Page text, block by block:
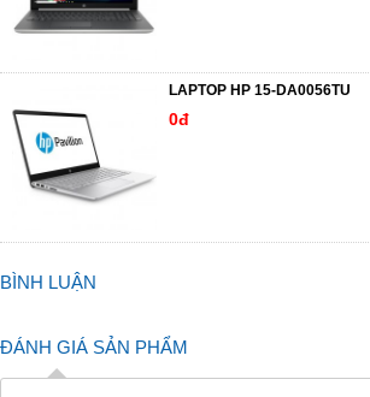
LAPTOP HP 15-DA0056TU
0đ
BÌNH LUẬN
ĐÁNH GIÁ SẢN PHẨM